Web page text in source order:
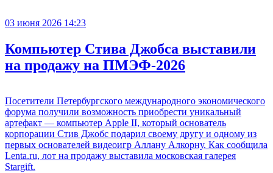
03 июня 2026 14:23
Компьютер Стива Джобса выставили
на продажу на ПМЭФ-2026
Посетители Петербургского международного экономического
форума получили возможность приобрести уникальный
артефакт — компьютер Apple II, который основатель
корпорации Стив Джобс подарил своему другу и одному из
первых основателей видеоигр Аллану Алкорну. Как сообщила
Lenta.ru, лот на продажу выставила московская галерея
Stargift.